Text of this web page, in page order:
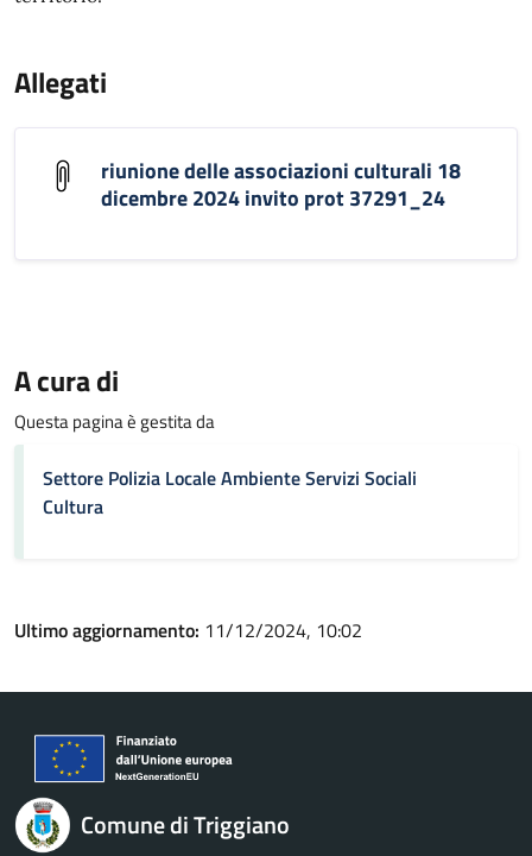
Allegati
riunione delle associazioni culturali 18
dicembre 2024 invito prot 37291_24
A cura di
Questa pagina è gestita da
Settore Polizia Locale Ambiente Servizi Sociali
Cultura
Ultimo aggiornamento: 11/12/2024, 10:02
Comune di Triggiano